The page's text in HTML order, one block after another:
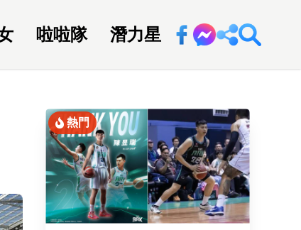
啦啦隊 潛力星 回新聞網
熱門